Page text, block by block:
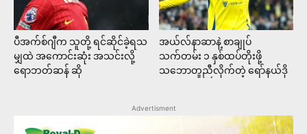
ပီအက်စ်ဂျီက သူတို့ ရင်ဆိုင်ခဲ့ရသ
မျှထဲ အကောင်းဆုံး အသင်းလို့
ရောဘတ်ဆန် ဆို
အယ်လ်နာဆာနဲ့ စာချုပ်
သက်တမ်း ၁ နှစ်ထပ်တိုးဖို့
သဘောတူညီလိုက်တဲ့ ရော်နယ်ဒို
Advertisment